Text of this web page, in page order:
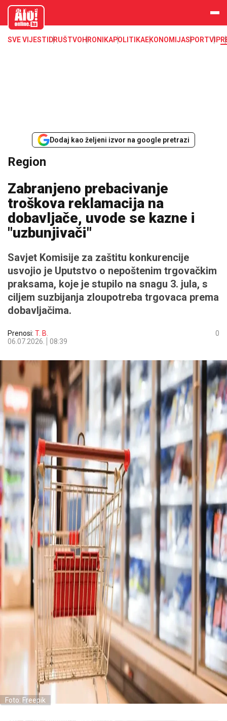
aloonline.b
SVE VIJESTI DRUŠTVOHRONIKAPOLITIKAEKONOMIJASPORTVIP
Dodaj kao željeni izvor na google pretrazi
Region
Zabranjeno prebacivanje
troškova reklamacija na
dobavljače, uvode se kazne i
"uzbunjivači"
Savjet Komisije za zaštitu konkurencije
usvojio je Uputstvo o nepoštenim trgovačkim
praksama, koje je stupilo na snagu 3. jula, s
ciljem suzbijanja zloupotreba trgovaca prema
dobavljačima.
Prenosi: T. B.
06.07.2026.
08:39
0
Foto: Freepik